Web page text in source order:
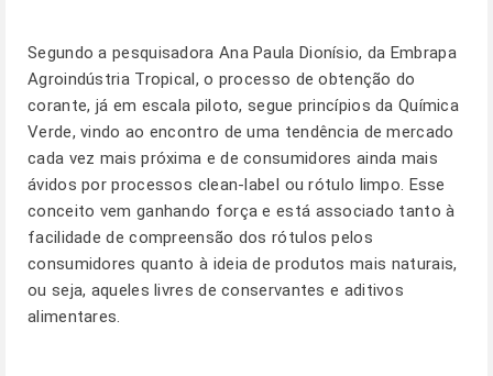
Segundo a pesquisadora Ana Paula Dionísio, da Embrapa
Agroindústria Tropical, o processo de obtenção do
corante, já em escala piloto, segue princípios da Química
Verde, vindo ao encontro de uma tendência de mercado
cada vez mais próxima e de consumidores ainda mais
ávidos por processos clean-label ou rótulo limpo. Esse
conceito vem ganhando força e está associado tanto à
facilidade de compreensão dos rótulos pelos
consumidores quanto à ideia de produtos mais naturais,
ou seja, aqueles livres de conservantes e aditivos
alimentares.